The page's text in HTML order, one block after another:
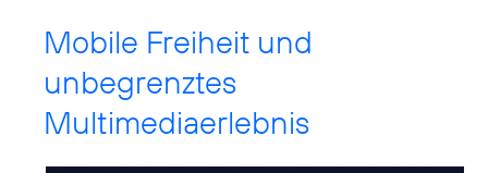
Mobile Freiheit und
unbegrenztes
Multimediaerlebnis